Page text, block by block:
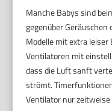
Manche Babys sind
gegenüber Geräuschen
Modelle mit extra leiser
Ventilatoren mit
dass die Luft sanft
strömt.
Ventilator nur zeitweise